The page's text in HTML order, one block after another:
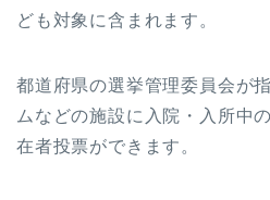
ども対象に含まれます。
都道府県の選挙管理委員会が
ムなどの施設に入院・入所中
在者投票ができます。